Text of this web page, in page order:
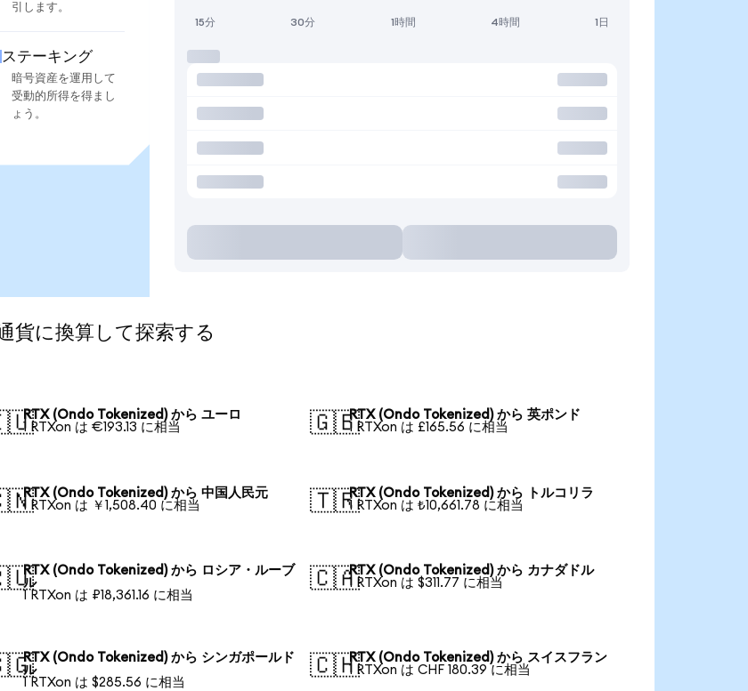
引します。
ステーキング
暗号資産を運用して
受動的所得を得まし
ょう。
15分 30分 1時間 4時間 1日
に換算して探索する
RTX (Ondo Tokenized) から ユーロ
1 RTXon は €193.13 に相当
🇬🇧RTX (Ondo Tokenized) から 英ポンド
1 RTXon は £165.56 に相当
RTX (Ondo Tokenized) から 中国人民元
1 RTXon は ￥1,508.40 に相当
🇹🇷RTX (Ondo Tokenized) から トルコリラ
1 RTXon は ₺10,661.78 に相当
RTX (Ondo Tokenized) から ロシア・ルーブ
ル
1 RTXon は ₽18,361.16 に相当
🇨🇦RTX (Ondo Tokenized) から カナダドル
1 RTXon は $311.77 に相当
RTX (Ondo Tokenized) から シンガポールド
ル
1 RTXon は $285.56 に相当
🇨🇭RTX (Ondo Tokenized) から スイスフラン
1 RTXon は CHF 180.39 に相当